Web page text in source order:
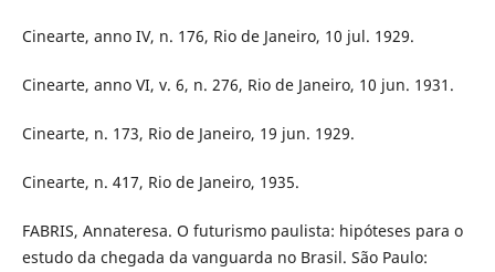
Cinearte, anno IV, n. 176, Rio de Janeiro, 10 jul. 1929.
Cinearte, anno VI, v. 6, n. 276, Rio de Janeiro, 10 jun. 1931.
Cinearte, n. 173, Rio de Janeiro, 19 jun. 1929.
Cinearte, n. 417, Rio de Janeiro, 1935.
FABRIS, Annateresa. O futurismo paulista: hipóteses para o
estudo da chegada da vanguarda no Brasil. São Paulo: